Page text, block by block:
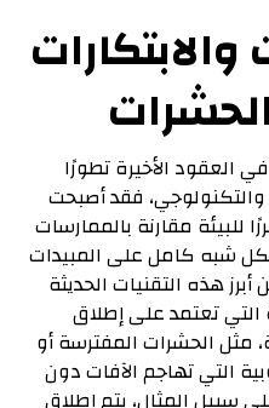
الأخيرة تطورًا
فقد أصبحت
للبيئة مقارنة بالممارسات
شبه كامل على المبيدات
هذه التقنيات الحديثة
التي تعتمد على إطلاق
مثل الحشرات المفترسة أو
التي تهاجم الآفات دون